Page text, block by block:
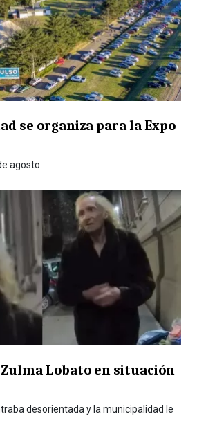
se organiza para la Expo
agosto
Lobato en situación
desorientada y la municipalidad le